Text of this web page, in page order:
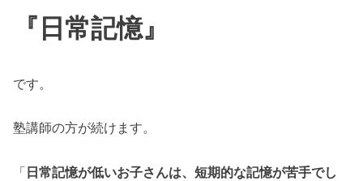
『日常記憶』
です。
塾講師の方が続けます。
「 日常記憶が低いお子さんは、短期的な記憶が苦手でし